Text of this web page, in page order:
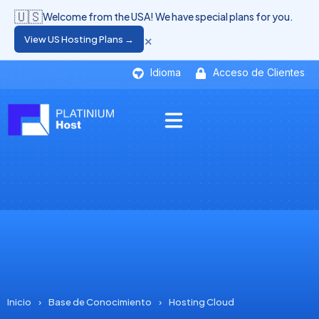
Idioma Acceso de Clientes
🇺🇸Welcome from the USA! We have special plans for you.
View US Hosting Plans → ×
Inicio › Base de Conocimiento › Hosting Cloud